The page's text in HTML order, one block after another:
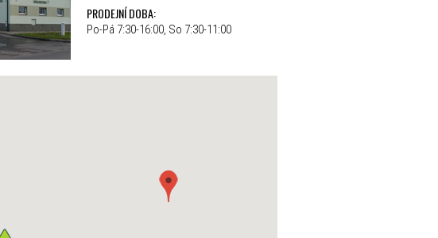
PRODEJNÍ DOBA:
Po-Pá 7:30-16:00, So 7:30-11:00